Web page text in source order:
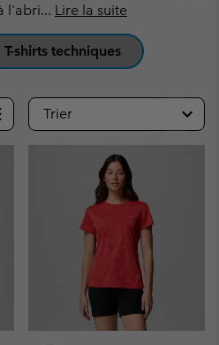
l'abri... Lire la suite
T-shirts techniques
Trier